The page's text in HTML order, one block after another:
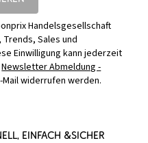
Handelsgesellschaft
Sales und
Einwilligung kann jederzeit
Newsletter Abmeldung -
widerrufen werden.
EINFACH &SICHER